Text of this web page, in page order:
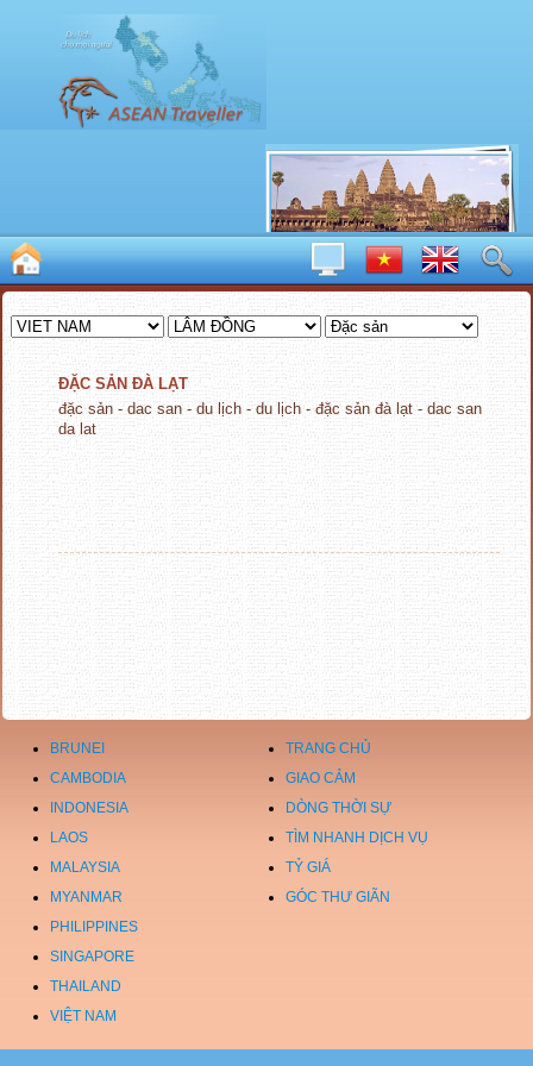
ĐẶC SẢN ĐÀ LẠT
đặc sản - dac san - du lịch - du lịch - đặc sản đà lạt - dac san
da lat
BRUNEI
TRANG CHỦ
CAMBODIA
GIAO CẢM
INDONESIA
DÒNG THỜI SỰ
LAOS
TÌM NHANH DỊCH VỤ
MALAYSIA
TỶ GIÁ
MYANMAR
GÓC THƯ GIÃN
PHILIPPINES
SINGAPORE
THAILAND
VIỆT NAM